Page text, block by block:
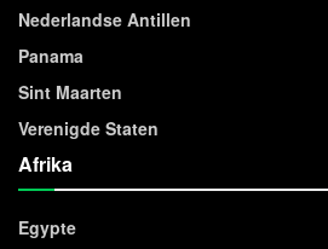
Nederlandse Antillen
Panama
Sint Maarten
Verenigde Staten
Afrika
Egypte